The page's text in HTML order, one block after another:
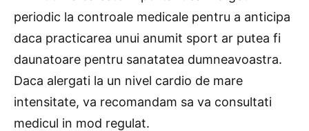
periodic la controale medicale pentru a anticipa
daca practicarea unui anumit sport ar putea fi
daunatoare pentru sanatatea dumneavoastra.
Daca alergati la un nivel cardio de mare
intensitate, va recomandam sa va consultati
medicul in mod regulat.